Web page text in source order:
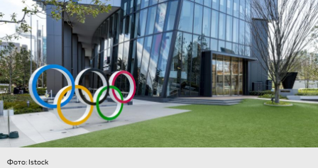
Фото: Istock